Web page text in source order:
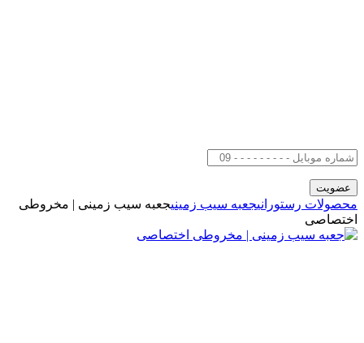
محصولات رستورانیجعبه سیب زمینیجعبه سیب زمینی | مخروطی
اختصاصی